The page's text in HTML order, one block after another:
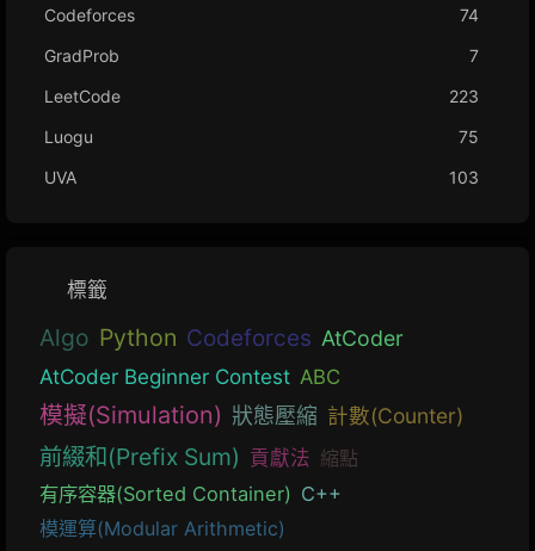
Codeforces
74
GradProb
7
LeetCode
223
Luogu
75
UVA
103
標籤
Algo Python Codeforces AtCoder
AtCoder Beginner Contest ABC
模擬(Simulation) 狀態壓縮 計數(Counter)
前綴和(Prefix Sum) 貢獻法 縮點
有序容器(Sorted Container) C++
模運算(Modular Arithmetic)